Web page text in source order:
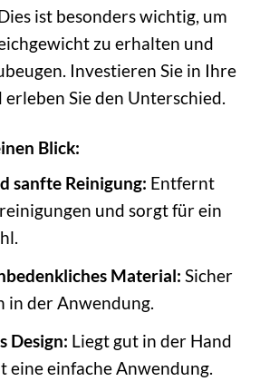
ist besonders wichtig, um
zu erhalten und
Investieren Sie in Ihre
Sie den Unterschied.
Blick:
sanfte Reinigung: Entfernt
und sorgt für ein
Material: Sicher
in der Anwendung.
Design: Liegt gut in der Hand
eine einfache Anwendung.